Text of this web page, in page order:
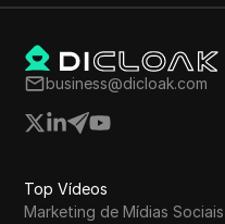
business@dicloak.com
Top Vídeos
Marketing de Mídias Sociais